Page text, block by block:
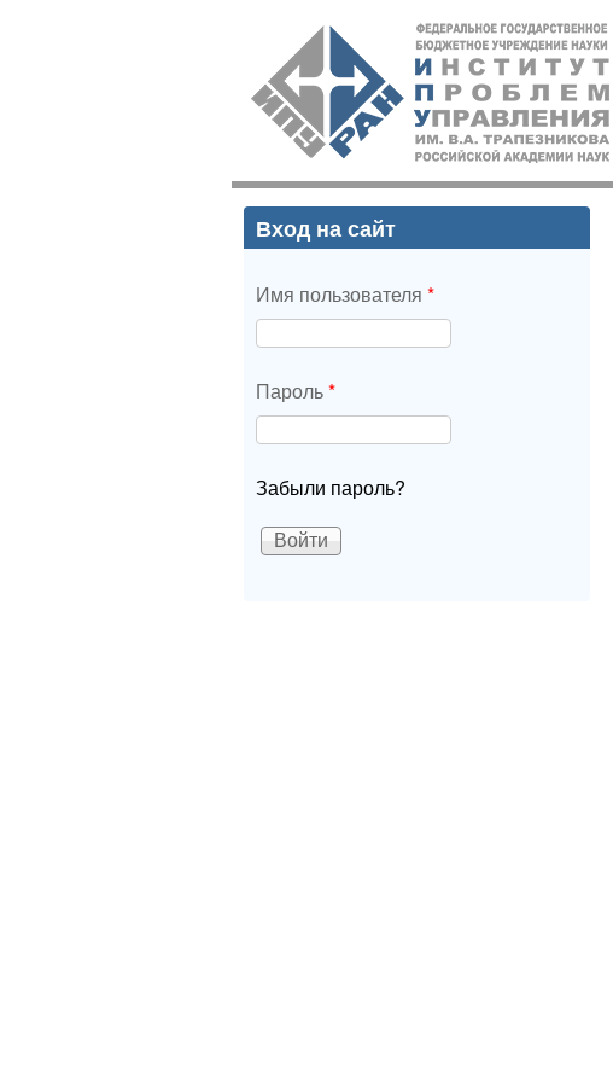
ИПУ
РАН
Вход на сайт
Имя пользователя *
Пароль*
Забыли пароль?